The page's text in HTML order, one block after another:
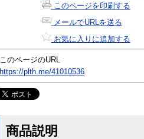
このページを印刷する
メールでURLを送る
お気に入りに追加する
このページのURL
https://plth.me/41010536
商品説明